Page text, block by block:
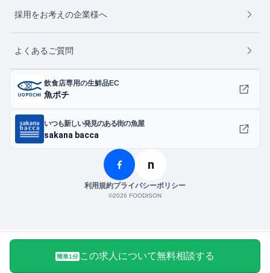
簡単1分 この求人について無料相談する
採用をお考えの企業様へ
よくあるご質問
飲食店専用の生鮮品EC
魚ポチ
いつも新しい発見のある街の魚屋
sakana bacca
n
利用規約プライバシーポリシー
©︎2026 FOODISON